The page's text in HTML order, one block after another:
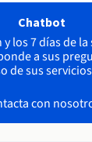
Chatbot
los 7 días de
a sus
de sus
con